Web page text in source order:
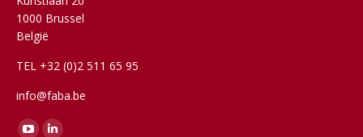
1000 Brussel
België
TEL +32 (0)2 511 65 95
info@faba.be
Vind ons op: